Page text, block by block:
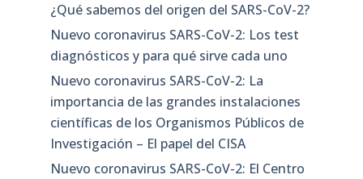
¿Qué sabemos del origen del SARS-CoV-2?
Nuevo coronavirus SARS-CoV-2: Los test
diagnósticos y para qué sirve cada uno
Nuevo coronavirus SARS-CoV-2: La
importancia de las grandes instalaciones
científicas de los Organismos Públicos de
Investigación – El papel del CISA
Nuevo coronavirus SARS-CoV-2: El Centro